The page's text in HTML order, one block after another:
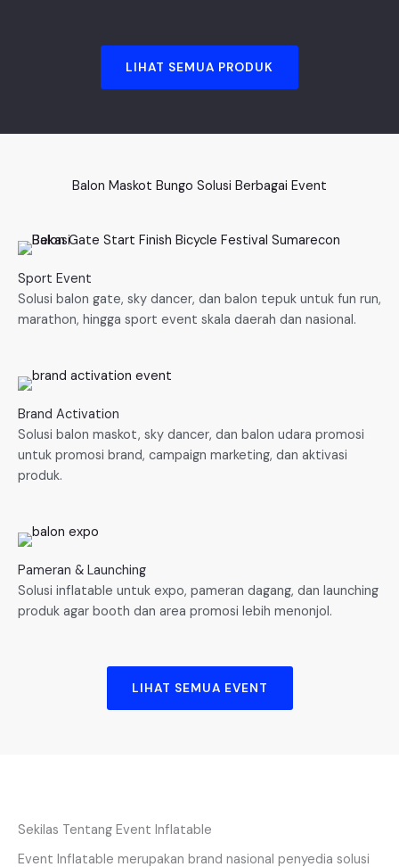
LIHAT SEMUA PRODUK
Balon Maskot Bungo Solusi Berbagai Event
Sport Event
Solusi balon gate, sky dancer, dan balon tepuk untuk fun run,
marathon, hingga sport event skala daerah dan nasional.
Brand Activation
Solusi balon maskot, sky dancer, dan balon udara promosi
untuk promosi brand, campaign marketing, dan aktivasi
produk.
Pameran & Launching
Solusi inflatable untuk expo, pameran dagang, dan launching
produk agar booth dan area promosi lebih menonjol.
LIHAT SEMUA EVENT
Sekilas Tentang Event Inflatable
Event Inflatable merupakan brand nasional penyedia solusi